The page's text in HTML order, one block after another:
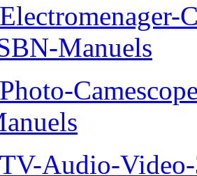
Manuels
Audio-